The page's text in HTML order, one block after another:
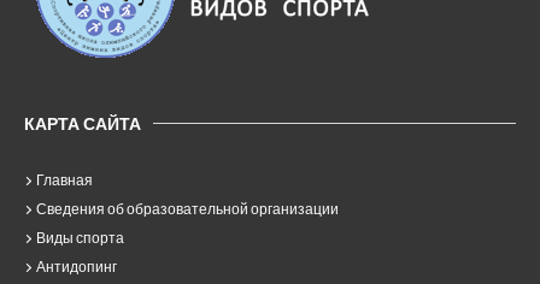
КАРТА САЙТА
Главная
Сведения об образовательной организации
Виды спорта
Антидопинг